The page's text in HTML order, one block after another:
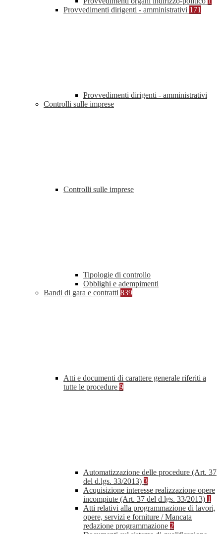
Provvedimenti dirigenti - amministrativi 171
Provvedimenti dirigenti - amministrativi
Controlli sulle imprese
Controlli sulle imprese
Tipologie di controllo
Obblighi e adempimenti
Bandi di gara e contratti 839
Atti e documenti di carattere generale riferiti a
tutte le procedure 9
Automatizzazione delle procedure (Art. 37
del d.lgs. 33/2013) 3
Acquisizione interesse realizzazione opere
incompiute (Art. 37 del d.lgs. 33/2013) 1
Atti relativi alla programmazione di lavori,
opere, servizi e forniture / Mancata
redazione programmazione 2